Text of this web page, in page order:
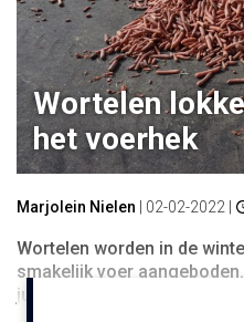
Wortelen
het voerhek
Marjolein Nielen 02-02-2022
Wortelen worden in de
smakelijk voer
juiste manier kunt voeren.